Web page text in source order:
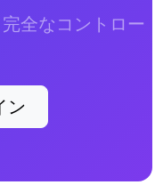
全なコントロー
ン